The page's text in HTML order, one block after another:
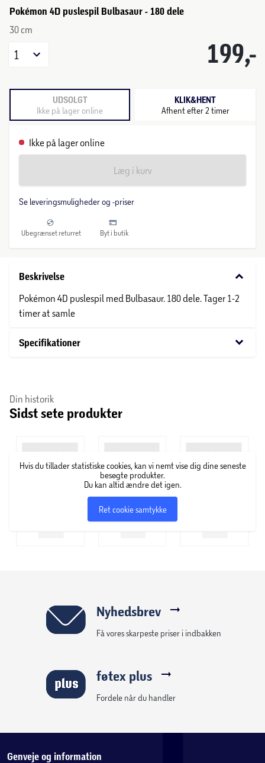
Pokémon 4D puslespil Bulbasaur - 180 dele
30 cm
199,-
1
UDSOLGT
Ikke på lager online
KLIK&HENT
Afhent efter 2 timer
Ikke på lager online
Læg i kurv
Se leveringsmuligheder og -priser
Ubegrænset returret Byt i butik
Beskrivelse keyboard_arrow_down
Pokémon 4D puslespil med Bulbasaur. 180 dele. Tager 1-2
timer at samle
Specifikationer keyboard_arrow_down
Din historik
Sidst sete produkter
Hvis du tillader statistiske cookies, kan vi nemt vise dig dine seneste
besøgte produkter.
Du kan altid ændre det igen.
Ret cookie samtykke
Nyhedsbrev
Få vores skarpeste priser i indbakken
føtex plus
Fordele når du handler
Genveje og information